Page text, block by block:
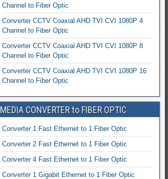
Channel to Fiber Optic
Converter CCTV Coaxial AHD TVI CVI 1080P 4
Channel to Fiber Optic
Converter CCTV Coaxial AHD TVI CVI 1080P 8
Channel to Fiber Optic
Converter CCTV Coaxial AHD TVI CVI 1080P 16
Channel to Fiber Optic
MEDIA CONVERTER to FIBER OPTIC
Converter 1 Fast Ethernet to 1 Fiber Optic
Converter 2 Fast Ethernet to 1 Fiber Optic
Converter 4 Fast Ethernet to 1 Fiber Optic
Converter 1 Gigabit Ethernet to 1 Fiber Optic